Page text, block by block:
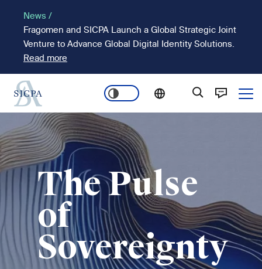
contenido
principal
News /
Fragomen and SICPA Launch a Global Strategic Joint
Venture to Advance Global Digital Identity Solutions.
Read more
Main
navigation
Imagen
The Pulse
of
Sovereignty